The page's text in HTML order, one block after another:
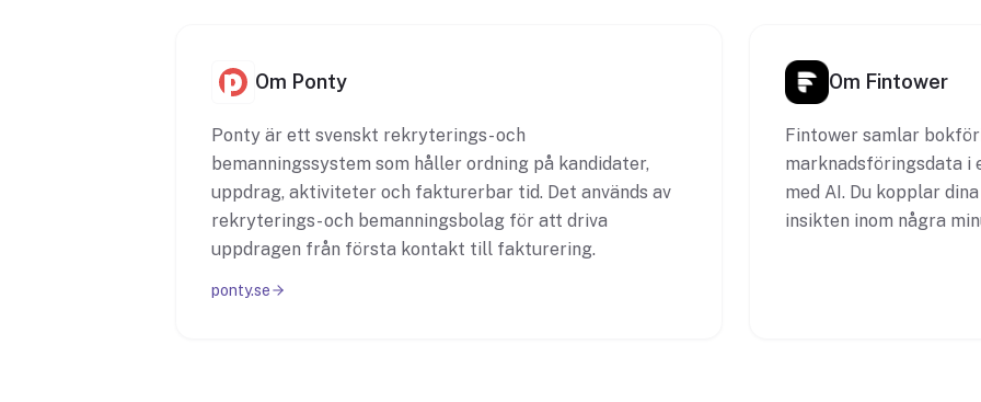
Om Ponty
Ponty är ett svenskt rekryterings- och
bemanningssystem som håller ordning på kandidater,
uppdrag, aktiviteter och fakturerbar tid. Det används av
rekryterings- och bemanningsbolag för att driva
uppdragen från första kontakt till fakturering.
ponty.se
Om Fintower
Fintower samlar
marknadsföringsdata i
med AI. Du kopplar
insikten inom några